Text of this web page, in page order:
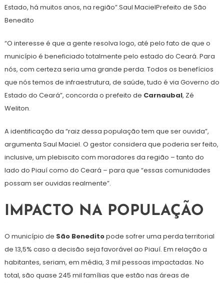
Estado, há muitos anos, na região”.Saul MacielPrefeito de São
Benedito
“O interesse é que a gente resolva logo, até pelo fato de que o
município é beneficiado totalmente pelo estado do Ceará. Para
nós, com certeza seria uma grande perda. Todos os benefícios
que nós temos de infraestrutura, de saúde, tudo é via Governo do
Estado do Ceará”, concorda o prefeito de Carnaubal, Zé
Weliton.
A identificação da “raiz dessa população tem que ser ouvida”,
argumenta Saul Maciel. O gestor considera que poderia ser feito,
inclusive, um plebiscito com moradores da região – tanto do
lado do Piauí como do Ceará – para que “essas comunidades
possam ser ouvidas realmente”.
IMPACTO NA POPULAÇÃO
O município de São Beneditopode sofrer uma perda territorial
de 13,5% caso a decisão seja favorável ao Piauí. Em relação a
habitantes, seriam, em média, 3 mil pessoas impactadas. No
total, são quase 245 mil famílias que estão nas áreas de